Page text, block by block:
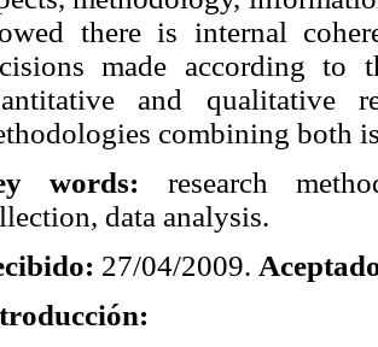
there is internal
made according to
and qualitative
combining both
words: research
data analysis.
27/04/2009.